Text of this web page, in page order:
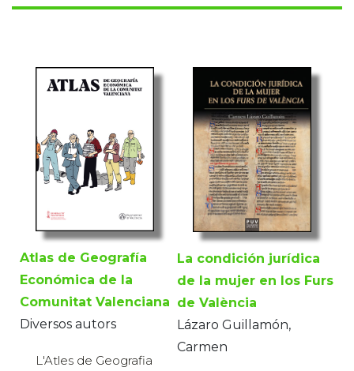
Atlas de Geografía
Económica de la
Comunitat Valenciana
Diversos autors
L'Atles de Geografia
La condición jurídica
de la mujer en los Furs
de València
Lázaro Guillamón,
Carmen